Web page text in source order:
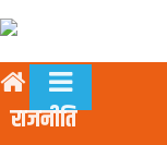
राजनीति